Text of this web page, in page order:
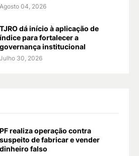
Agosto 04, 2026
TJRO dá início à aplicação de
índice para fortalecer a
governança institucional
Julho 30, 2026
PF realiza operação contra
suspeito de fabricar e vender
dinheiro falso